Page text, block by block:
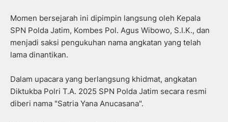
Momen bersejarah ini dipimpin langsung oleh Kepala
SPN Polda Jatim, Kombes Pol. Agus Wibowo, S.I.K., dan
menjadi saksi pengukuhan nama angkatan yang telah
lama dinantikan.
Dalam upacara yang berlangsung khidmat, angkatan
Diktukba Polri T.A. 2025 SPN Polda Jatim secara resmi
diberi nama "Satria Yana Anucasana".